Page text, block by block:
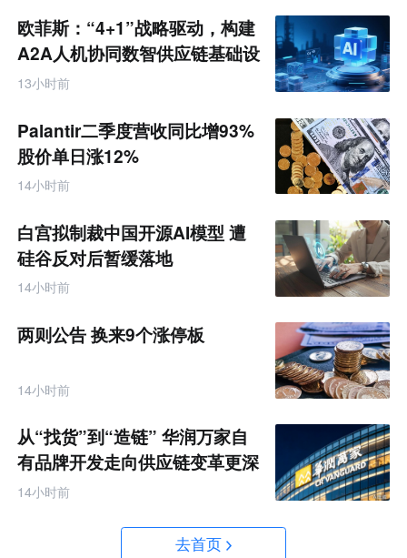
欧菲斯：“4+1”战略驱动，构建
A2A人机协同数智供应链基础设
施
13小时前
Palantir二季度营收同比增93%
股价单日涨12%
14小时前
白宫拟制裁中国开源AI模型 遭
硅谷反对后暂缓落地
14小时前
两则公告 换来9个涨停板
14小时前
从“找货”到“造链” 华润万家自
有品牌开发走向供应链变革更深
处
14小时前
去首页